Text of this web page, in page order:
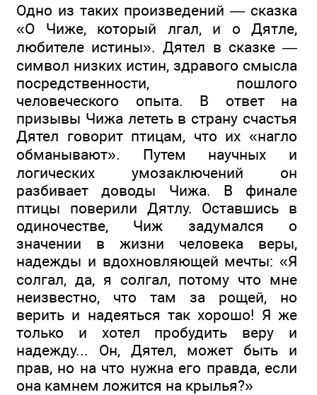
Одно из таких произведений — сказка
«О Чиже, который лгал, и о Дятле,
любителе истины». Дятел в сказке —
символ низких истин, здравого смысла
посредственности, пошлого
человеческого опыта. В ответ на
призывы Чижа лететь в страну счастья
Дятел говорит птицам, что их «нагло
обманывают». Путем научных и
логических умозаключений он
разбивает доводы Чижа. В финале
птицы поверили Дятлу. Оставшись в
одиночестве, Чиж задумался о
значении в жизни человека веры,
надежды и вдохновляющей мечты: «Я
солгал, да, я солгал, потому что мне
неизвестно, что там за рощей, но
верить и надеяться так хорошо! Я же
только и хотел пробудить веру и
надежду... Он, Дятел, может быть и
прав, но на что нужна его правда, если
она камнем ложится на крылья?»